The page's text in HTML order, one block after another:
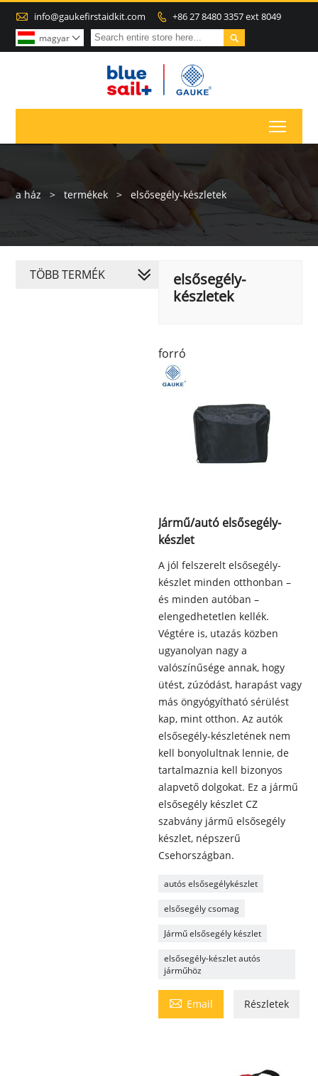
 info@gaukefirstaidkit.com  +86 27 8480 3357 ext 8049

magyar 
a ház > termékek > elsősegély-készletek
elsősegély-
készletek
forró
Jármű/autó elsősegély-
készlet
A jól felszerelt elsősegély-
készlet minden otthonban –
és minden autóban –
elengedhetetlen kellék.
Végtére is, utazás közben
ugyanolyan nagy a
valószínűsége annak, hogy
ütést, zúzódást, harapást vagy
más öngyógyítható sérülést
kap, mint otthon. Az autók
elsősegély-készletének nem
kell bonyolultnak lennie, de
tartalmaznia kell bizonyos
alapvető dolgokat. Ez a jármű
elsősegély készlet CZ
szabvány jármű elsősegély
készlet, népszerű
Csehországban.
autós elsősegélykészlet
elsősegély csomag
Jármű elsősegély készlet
elsősegély-készlet autós
járműhöz
 Email Részletek
TÖBB TERMÉK